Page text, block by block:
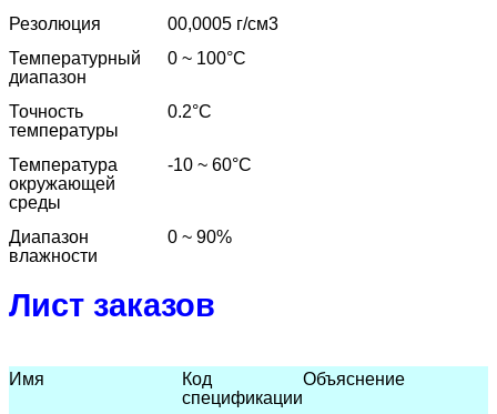
Резолюция
00,0005 г/см3
Температурный
диапазон
0 ~ 100°C
Точность
температуры
0.2°C
Температура
окружающей
среды
-10 ~ 60°C
Диапазон
влажности
0 ~ 90%
Лист заказов
Имя
Код
спецификации
Объяснение